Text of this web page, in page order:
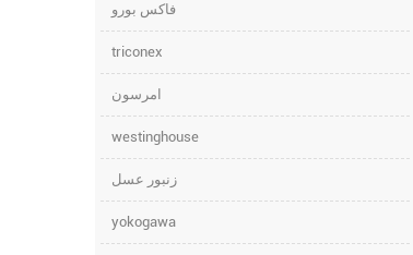
فاکس بورو
triconex
امرسون
westinghouse
زنبور عسل
yokogawa